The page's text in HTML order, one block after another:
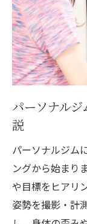
パーソナル
説
パーソナルジム
ングから始まり
や目標をヒアリ
姿勢を撮影・計